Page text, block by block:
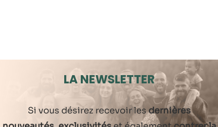
LA NEWSLETTER
Si vous désirez recevoir lesdernières